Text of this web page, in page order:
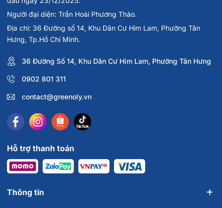
100%, có nguồn gốc rõ ràng và an toàn cho sức khỏe.
36 Đường Số 14, Khu Đô Thị Him Lam,
Phường Tân Hưng
🌐Website: greenoly.vn
📩 Email: contact@greenoly.vn
Người đại diện: Trần Hoài Phương Thảo.
Địa chỉ: 36 Đường số 14, Khu Dân Cư Him Lam, Phường Tân
Hưng, Tp.Hồ Chí Minh.
36 Đường Số 14, Khu Dân Cư Him Lam, Phường Tân Hưng
0902 801 311
contact@greenoly.vn
Hỗ trợ thanh toán
Thông tin